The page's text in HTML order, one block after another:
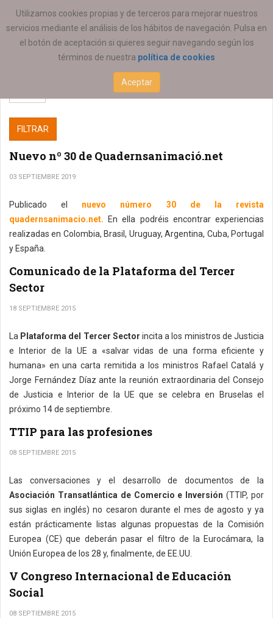
Utilizamos cookies propias y de terceros para mejorar nuestros
servicios mediante el análisis de los hábitos de navegación. Pulsa en
el botón de aceptación si quieres seguir navegando según los
términos de nuestra política de cookies
Aceptar
ESTÁ AQUÍ: SERVICIOS
FILTRAR
Nuevo nº 30 de Quadernsanimació.net
03 SEPTIEMBRE 2019
Publicado el nuevo número 30 de la revista
quadernsanimacio.net.
En ella podréis encontrar experiencias
realizadas en Colombia, Brasil, Uruguay, Argentina, Cuba, Portugal
y España.
Comunicado de la Plataforma del Tercer
Sector
18 SEPTIEMBRE 2015
La Plataforma del Tercer Sector incita a los ministros de Justicia
e Interior de la UE a «salvar vidas de una forma eficiente y
humana» en una carta remitida a los ministros Rafael Catalá y
Jorge Fernández Díaz ante la reunión extraordinaria del Consejo
de Justicia e Interior de la UE que se celebra en Bruselas el
próximo 14 de septiembre.
TTIP para las profesiones
08 SEPTIEMBRE 2015
Las conversaciones y el desarrollo de documentos de la
Asociación Transatlántica de Comercio e Inversión (TTIP, por
sus siglas en inglés) no cesaron durante el mes de agosto y ya
están prácticamente listas algunas propuestas de la Comisión
Europea (CE) que deberán pasar el filtro de la Eurocámara, la
Unión Europea de los 28 y, finalmente, de EE.UU.
V Congreso Internacional de Educación
Social
08 SEPTIEMBRE 2015